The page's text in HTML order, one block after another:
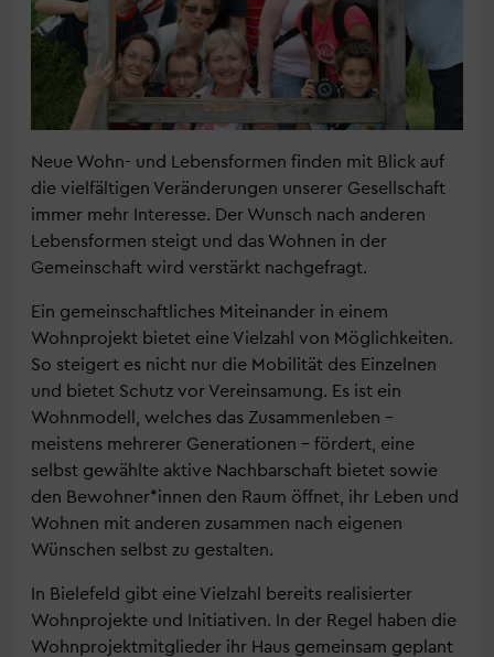
Neue Wohn- und Lebensformen finden mit Blick auf
die vielfältigen Veränderungen unserer Gesellschaft
immer mehr Interesse. Der Wunsch nach anderen
Lebensformen steigt und das Wohnen in der
Gemeinschaft wird verstärkt nachgefragt.
Ein gemeinschaftliches Miteinander in einem
Wohnprojekt bietet eine Vielzahl von Möglichkeiten.
So steigert es nicht nur die Mobilität des Einzelnen
und bietet Schutz vor Vereinsamung. Es ist ein
Wohnmodell, welches das Zusammenleben –
meistens mehrerer Generationen – fördert, eine
selbst gewählte aktive Nachbarschaft bietet sowie
den Bewohner*innen den Raum öffnet, ihr Leben und
Wohnen mit anderen zusammen nach eigenen
Wünschen selbst zu gestalten.
In Bielefeld gibt eine Vielzahl bereits realisierter
Wohnprojekte und Initiativen. In der Regel haben die
Wohnprojektmitglieder ihr Haus gemeinsam geplant